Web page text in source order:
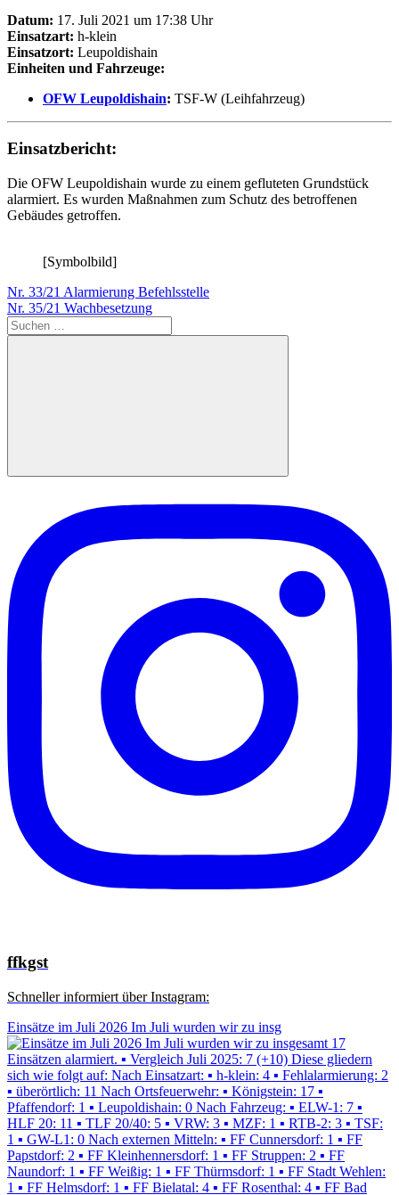
Datum: 17. Juli 2021 um 17:38 Uhr
Einsatzart: h-klein
Einsatzort: Leupoldishain
Einheiten und Fahrzeuge:
OFW Leupoldishain: TSF-W (Leihfahrzeug)
Einsatzbericht:
Die OFW Leupoldishain wurde zu einem gefluteten Grundstück
alarmiert. Es wurden Maßnahmen zum Schutz des betroffenen
Gebäudes getroffen.
[Symbolbild]
Beitragsnavigation
Vorheriger
Beitrag:
Nr. 33/21 Alarmierung Befehlsstelle
Nächster
Beitrag:
Nr. 35/21 Wachbesetzung
Suchen
nach:
Suchen
ffkgst
Schneller informiert über Instagram:
Einsätze im Juli 2026 Im Juli wurden wir zu insg